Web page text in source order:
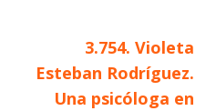
Artículo
siguiente
3.754. Violeta
Esteban Rodríguez.
Una psicóloga en